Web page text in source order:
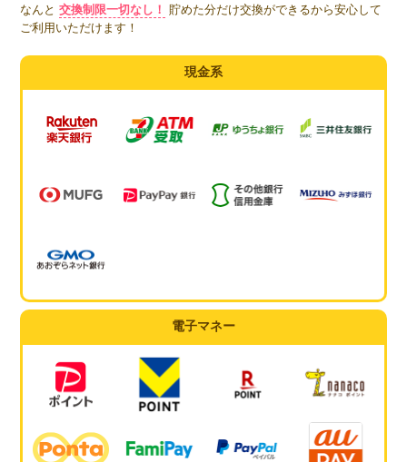
なんと 交換制限一切なし！
貯めた分だけ交換ができるから安心して
ご利用いただけます！
現金系
電子マネー